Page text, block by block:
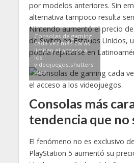
por modelos anteriores. Sin
alternativa tampoco resulta
Nintendo aumentó el precio
de Switch en Estados Unidos,
podría replicarse en
Consolas de gaming
cada vez más caras
limitan el acceso a
los
videojuegos.shutters
tock
Consolas más
tendencia que no
El fenómeno no es exclusivo
PlayStation 5 aumentó su